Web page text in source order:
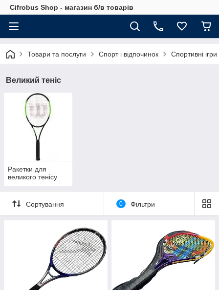
Cifrobus Shop - магазин б/в товарів
Товари та послуги Спорт і відпочинок Спортивні ігри
Великий теніс
Ракетки для
великого тенісу
Сортування 0 Фільтри